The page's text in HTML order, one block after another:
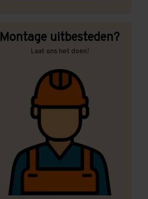
Montage uitbesteden?
Laat ons het doen!